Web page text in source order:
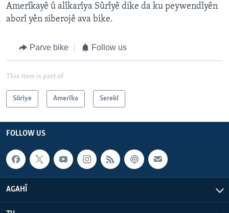
Amerîkayê û alîkarîya Sûrîyê dike da ku peywendîyên
aborî yên siberojê ava bike.
Parve bike Follow us
This item is part of
Sûrîye Amerîka Serekî
FOLLOW US
AGAHÎ